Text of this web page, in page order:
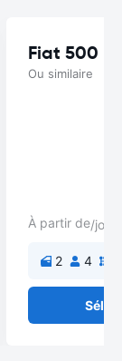
Fiat 500
Ou similaire
À partir de/
2 4